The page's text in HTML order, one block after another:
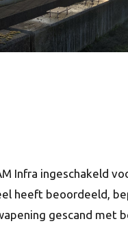
Infra ingeschakeld
heeft beoordeeld,
gescand met